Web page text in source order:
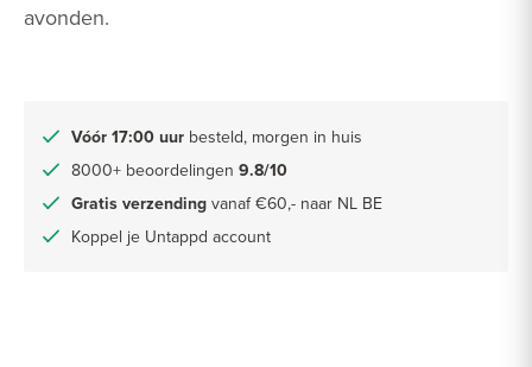
avonden.
Vóór 17:00 uur besteld, morgen in huis
8000+ beoordelingen 9.8/10
Gratis verzending vanaf €60,- naar NL BE
Koppel je Untappd account